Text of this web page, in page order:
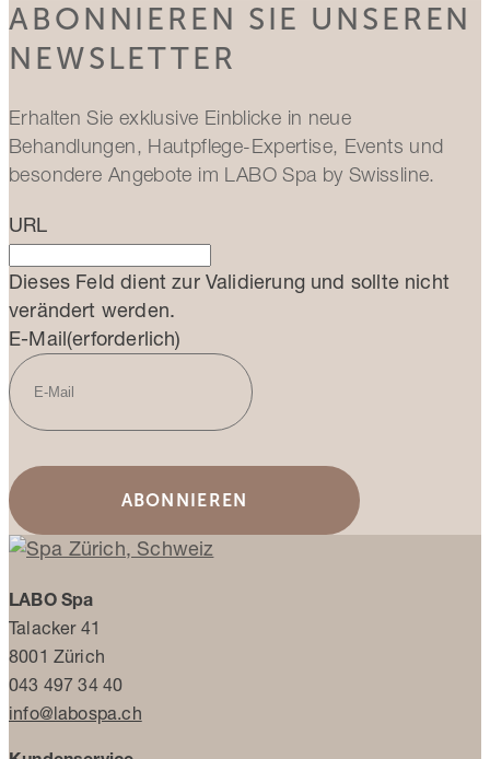
ABONNIEREN SIE UNSEREN
NEWSLETTER
Erhalten Sie exklusive Einblicke in neue
Behandlungen, Hautpflege-Expertise, Events und
besondere Angebote im LABO Spa by Swissline.
URL
Dieses Feld dient zur Validierung und sollte nicht
verändert werden.
E-Mail(erforderlich)
LABO Spa
Talacker 41
8001 Zürich
043 497 34 40
info@labospa.ch